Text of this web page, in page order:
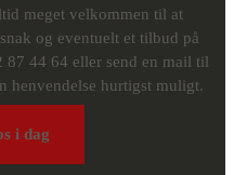
meget velkommen til at
og eventuelt et tilbud på
87 44 64 eller send en mail til
henvendelse hurtigst muligt.
i dag